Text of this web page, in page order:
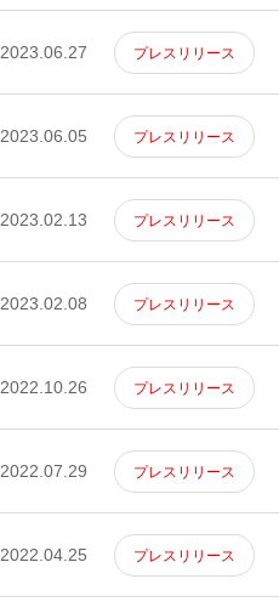
2023.06.27 プレスリリース
2023.06.05 プレスリリース
2023.02.13 プレスリリース
2023.02.08 プレスリリース
2022.10.26 プレスリリース
2022.07.29 プレスリリース
2022.04.25 プレスリリース